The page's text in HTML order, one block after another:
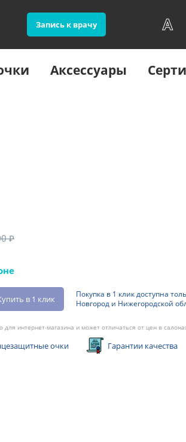
Запись к врачу
Аксессуары
₽
в 1 клик
Покупка в 1 клик доступна
Новгород и Нижегородской
для интернет-магазина и может отличаться от цен в
очки Гарантии качества